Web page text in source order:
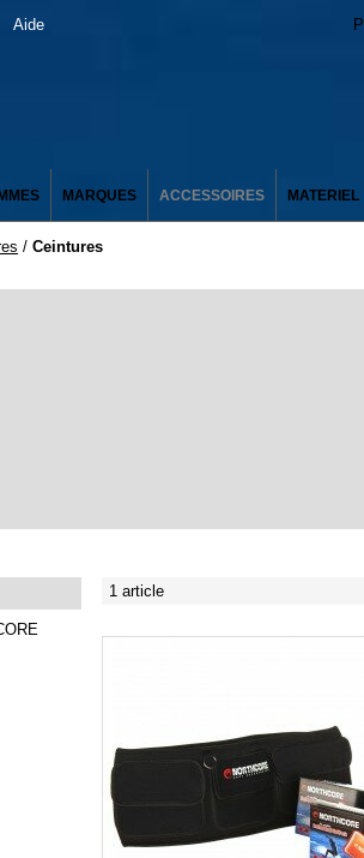
Aide
MARQUES ACCESSOIRES MATERIEL
/ Ceintures
1 article